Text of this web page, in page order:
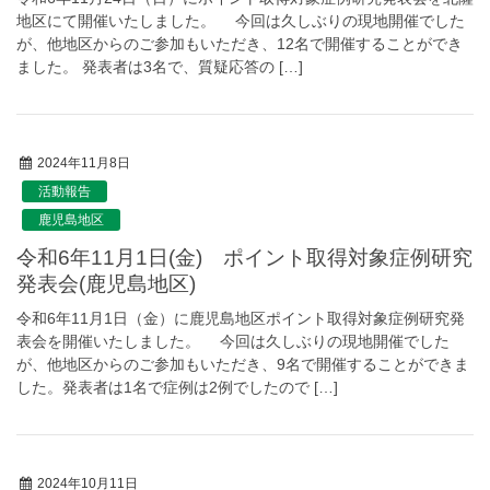
地区にて開催いたしました。 今回は久しぶりの現地開催でした
が、他地区からのご参加もいただき、12名で開催することができ
ました。 発表者は3名で、質疑応答の […]
2024年11月8日
活動報告
鹿児島地区
令和6年11月1日(金) ポイント取得対象症例研究
発表会(鹿児島地区)
令和6年11月1日（金）に鹿児島地区ポイント取得対象症例研究発
表会を開催いたしました。 今回は久しぶりの現地開催でした
が、他地区からのご参加もいただき、9名で開催することができま
した。発表者は1名で症例は2例でしたので […]
2024年10月11日